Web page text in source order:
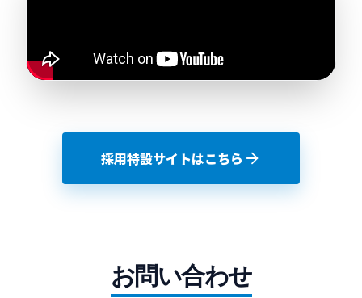
採用特設サイトはこちら
お問い合わせ